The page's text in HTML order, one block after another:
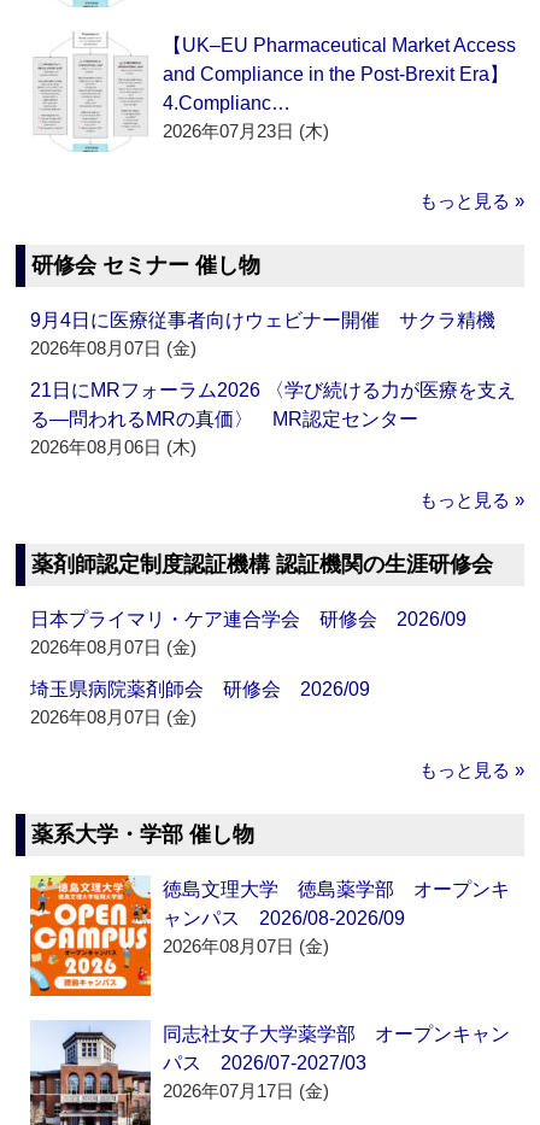
【UK–EU Pharmaceutical Market Access
and Compliance in the Post-Brexit Era】
4.Complianc…
2026年07月23日 (木)
もっと見る »
研修会 セミナー 催し物
9月4日に医療従事者向けウェビナー開催 サクラ精機
2026年08月07日 (金)
21日にMRフォーラム2026 〈学び続ける力が医療を支え
る―問われるMRの真価〉 MR認定センター
2026年08月06日 (木)
もっと見る »
薬剤師認定制度認証機構 認証機関の生涯研修会
日本プライマリ・ケア連合学会 研修会 2026/09
2026年08月07日 (金)
埼玉県病院薬剤師会 研修会 2026/09
2026年08月07日 (金)
もっと見る »
薬系大学・学部 催し物
徳島文理大学 徳島薬学部 オープンキ
ャンパス 2026/08-2026/09
2026年08月07日 (金)
同志社女子大学薬学部 オープンキャン
パス 2026/07-2027/03
2026年07月17日 (金)